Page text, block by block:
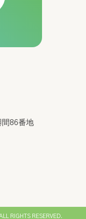
86番地
RIGHTS RESERVED.